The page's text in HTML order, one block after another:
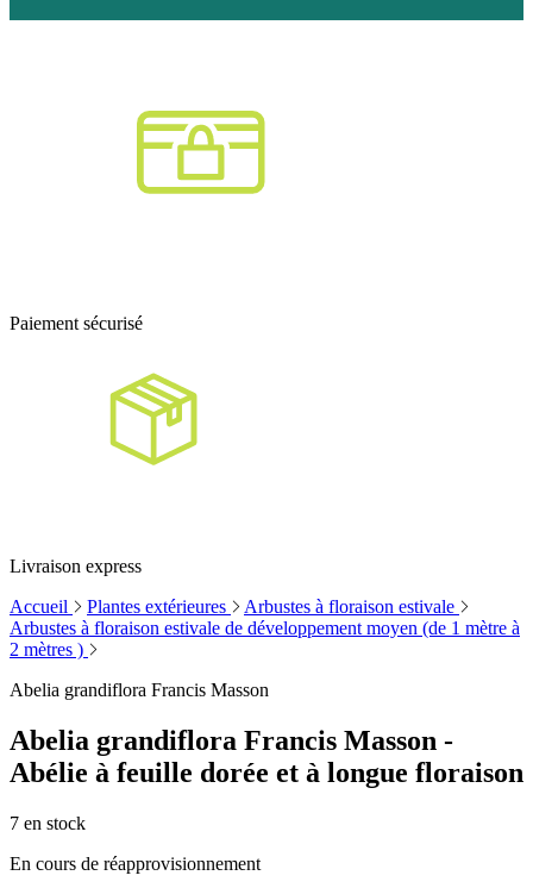
Paiement sécurisé
Livraison express
Accueil
Plantes extérieures
Arbustes à floraison estivale
Arbustes à floraison estivale de développement moyen (de 1 mètre à
2 mètres )
Abelia grandiflora Francis Masson
Abelia grandiflora Francis Masson -
Abélie à feuille dorée et à longue floraison
7 en stock
En cours de réapprovisionnement